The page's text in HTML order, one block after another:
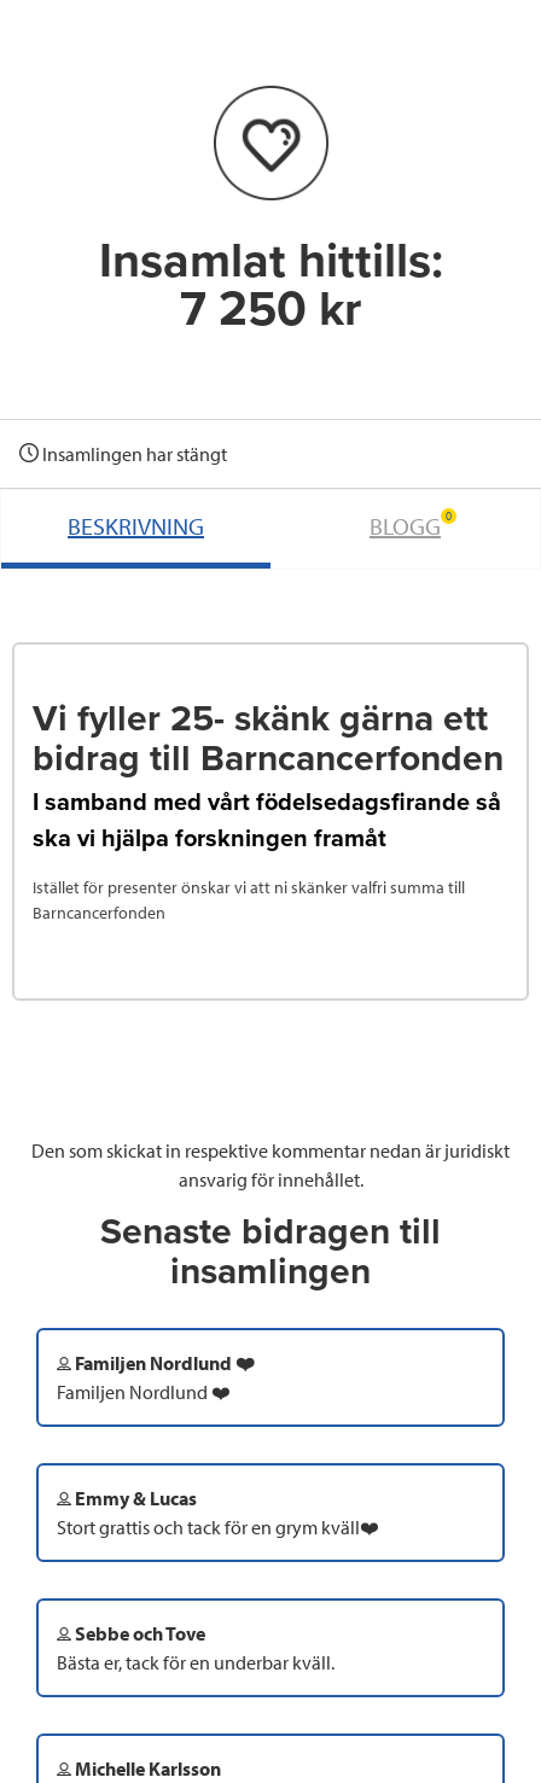
e
I
n
Insamlat hittills:
7 250 kr
Insamlingen har stängt
BESKRIVNING BLOGG 0
Vi fyller 25- skänk gärna ett
bidrag till Barncancerfonden
I samband med vårt födelsedagsfirande så
ska vi hjälpa forskningen framåt
Istället för presenter önskar vi att ni skänker valfri summa till
Barncancerfonden
Den som skickat in respektive kommentar nedan är juridiskt
ansvarig för innehållet.
Senaste bidragen till
insamlingen
Familjen Nordlund ❤️
Familjen Nordlund ❤️
Emmy & Lucas
Stort grattis och tack för en grym kväll❤️
Sebbe och Tove
Bästa er, tack för en underbar kväll.
Michelle Karlsson